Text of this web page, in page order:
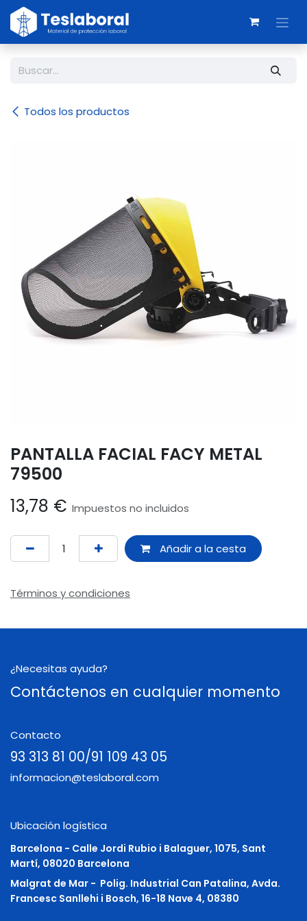
Ir al contenido
Todos los productos
PANTALLA FACIAL FACY METAL
79500
13,78 € Impuestos no incluidos
Añadir a la cesta
Términos y condiciones
¿Necesitas ayuda?
Contáctenos en cualquier momento
Contacto
93 313 81 00/91 109 43 05
informacion@teslaboral.com
Ubicación logística
Barcelona - Calle Jordi Rubio i Balaguer, 1075, Sant
Martí, 08020 Barcelona
Malgrat de Mar - Polig. Industrial Can Patalina, Avda.
Francesc Sanllehi i Bosch, 16-18 Nave 4, 08380